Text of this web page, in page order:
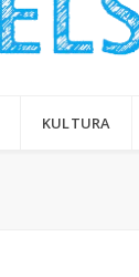
KULTURA